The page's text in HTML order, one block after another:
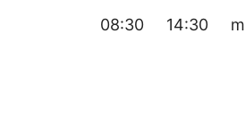
08:30 14:30